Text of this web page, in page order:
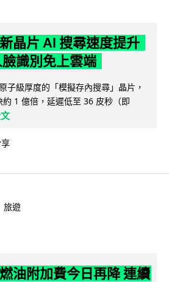
晶片 AI 搜尋速度提升
識別免上雲端
子級厚度的「模擬存內搜尋」晶片，
約 1 億倍，延遲低至 36 皮秒（即
旅遊
油附加費今日再降 連續